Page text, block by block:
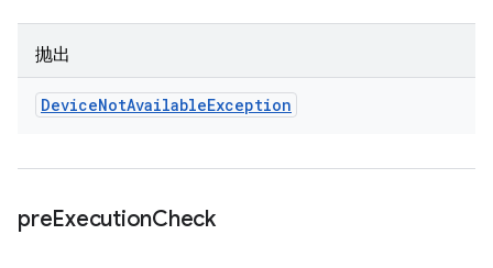
抛出
DeviceNotAvailableException
preExecutionCheck